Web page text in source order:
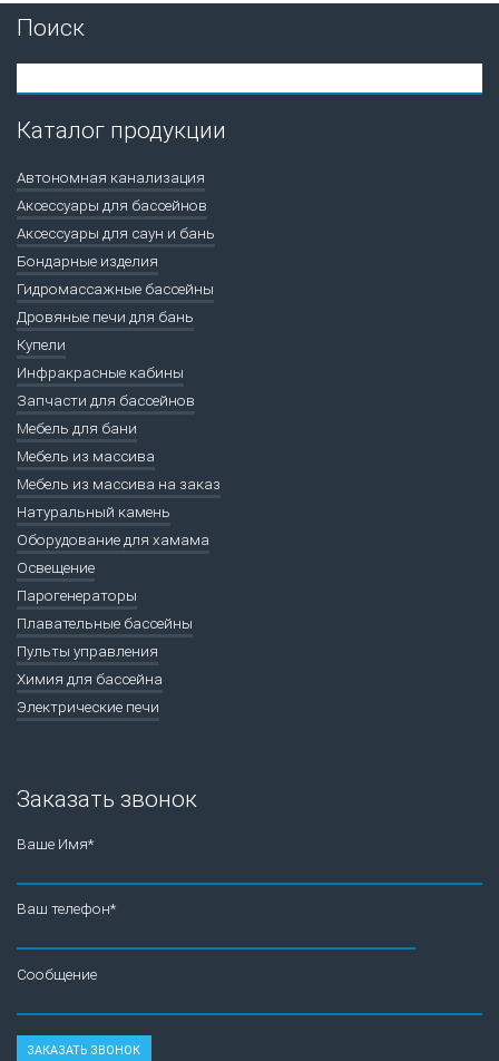
Поиск
Каталог продукции
Автономная канализация
Аксессуары для бассейнов
Аксессуары для саун и бань
Бондарные изделия
Гидромассажные бассейны
Дровяные печи для бань
Купели
Инфракрасные кабины
Запчасти для бассейнов
Мебель для бани
Мебель из массива
Мебель из массива на заказ
Натуральный камень
Оборудование для хамама
Освещение
Парогенераторы
Плавательные бассейны
Пульты управления
Химия для бассейна
Электрические печи
Заказать звонок
Ваше Имя*
Ваш телефон*
Сообщение